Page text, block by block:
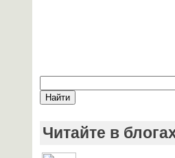
Читайте в